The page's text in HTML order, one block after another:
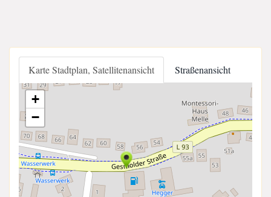
Karte Stadtplan, Satellitenansicht Straßenansicht
+
−